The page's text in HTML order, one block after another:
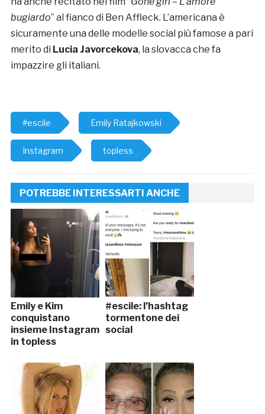
bugiardo” al fianco di Ben Affleck. L’americana è
sicuramente una delle modelle social più famose a pari
merito di Lucia Javorcekova, la slovacca che fa
impazzire gli italiani.
#escile Emily Ratajkowski
Instagram topless
POTREBBE INTERESSARTI ANCHE
Emily e Kim
conquistano
insieme Instagram
in topless
#escile: l’hashtag
tormentone dei
social